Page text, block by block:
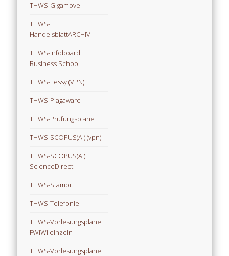
THWS-Gigamove
THWS-
HandelsblattARCHIV
THWS-Infoboard
Business School
THWS-Lessy (VPN)
THWS-Plagaware
THWS-Prüfungspläne
THWS-SCOPUS(AI) (vpn)
THWS-SCOPUS(AI)
ScienceDirect
THWS-Stampit
THWS-Telefonie
THWS-Vorlesungspläne
FWiWi einzeln
THWS-Vorlesungspläne